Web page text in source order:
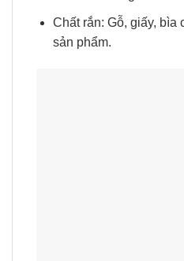
Chất rắn: Gỗ, giấy, bìa
sản phẩm.